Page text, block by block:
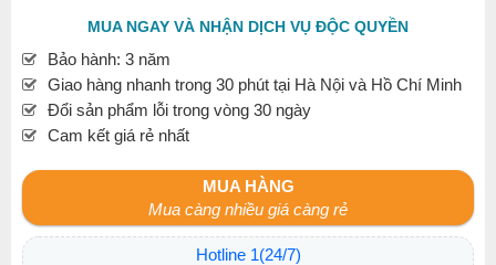
MUA NGAY VÀ NHẬN DỊCH VỤ ĐỘC QUYỀN
Bảo hành: 3 năm
Giao hàng nhanh trong 30 phút tại Hà Nội và Hồ Chí Minh
Đổi sản phẩm lỗi trong vòng 30 ngày
Cam kết giá rẻ nhất
MUA HÀNG
Mua càng nhiều giá càng rẻ
Hotline 1(24/7)